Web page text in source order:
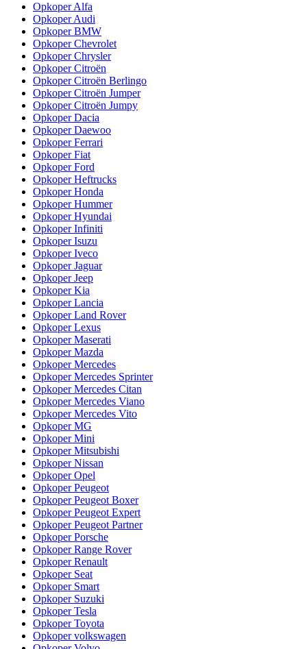
Opkoper Alfa
Opkoper Audi
Opkoper BMW
Opkoper Chevrolet
Opkoper Chrysler
Opkoper Citroën
Opkoper Citroën Berlingo
Opkoper Citroën Jumper
Opkoper Citroën Jumpy
Opkoper Dacia
Opkoper Daewoo
Opkoper Ferrari
Opkoper Fiat
Opkoper Ford
Opkoper Heftrucks
Opkoper Honda
Opkoper Hummer
Opkoper Hyundai
Opkoper Infiniti
Opkoper Isuzu
Opkoper Iveco
Opkoper Jaguar
Opkoper Jeep
Opkoper Kia
Opkoper Lancia
Opkoper Land Rover
Opkoper Lexus
Opkoper Maserati
Opkoper Mazda
Opkoper Mercedes
Opkoper Mercedes Sprinter
Opkoper Mercedes Citan
Opkoper Mercedes Viano
Opkoper Mercedes Vito
Opkoper MG
Opkoper Mini
Opkoper Mitsubishi
Opkoper Nissan
Opkoper Opel
Opkoper Peugeot
Opkoper Peugeot Boxer
Opkoper Peugeot Expert
Opkoper Peugeot Partner
Opkoper Porsche
Opkoper Range Rover
Opkoper Renault
Opkoper Seat
Opkoper Smart
Opkoper Suzuki
Opkoper Tesla
Opkoper Toyota
Opkoper volkswagen